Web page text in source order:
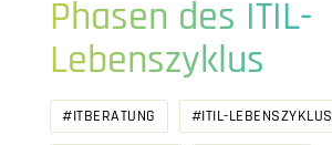
Phasen des ITIL-
Lebenszyklus
#ITBERATUNG #ITIL-LEBENSZYKLUS